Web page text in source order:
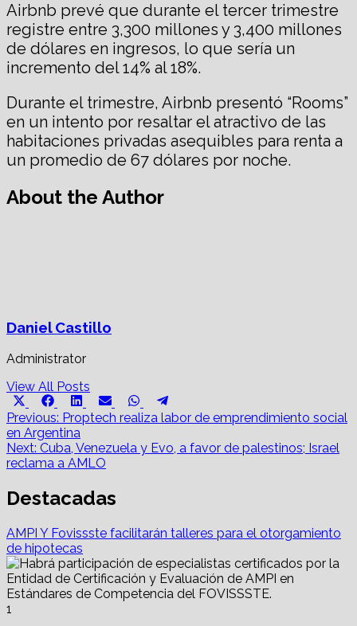
Airbnb prevé que durante el tercer trimestre
registre entre 3,300 millones y 3,400 millones
de dólares en ingresos, lo que sería un
incremento del 14% al 18%.
Durante el trimestre, Airbnb presentó “Rooms”
en un intento por resaltar el atractivo de las
habitaciones privadas asequibles para renta a
un promedio de 67 dólares por noche.
About the Author
Daniel Castillo
Administrator
View All Posts
Share
on
(Twitter)
Share
on
Facebook
Share
on
LinkedIn
Share
on
Email
Share
on
WhatsApp
on
Post
navigation
Previous: Proptech realiza labor de emprendimiento social
en Argentina
Next: Cuba, Venezuela y Evo, a favor de palestinos; Israel
reclama a AMLO
Destacadas
AMPI Y Fovissste facilitarán talleres para el otorgamiento
de hipotecas
1